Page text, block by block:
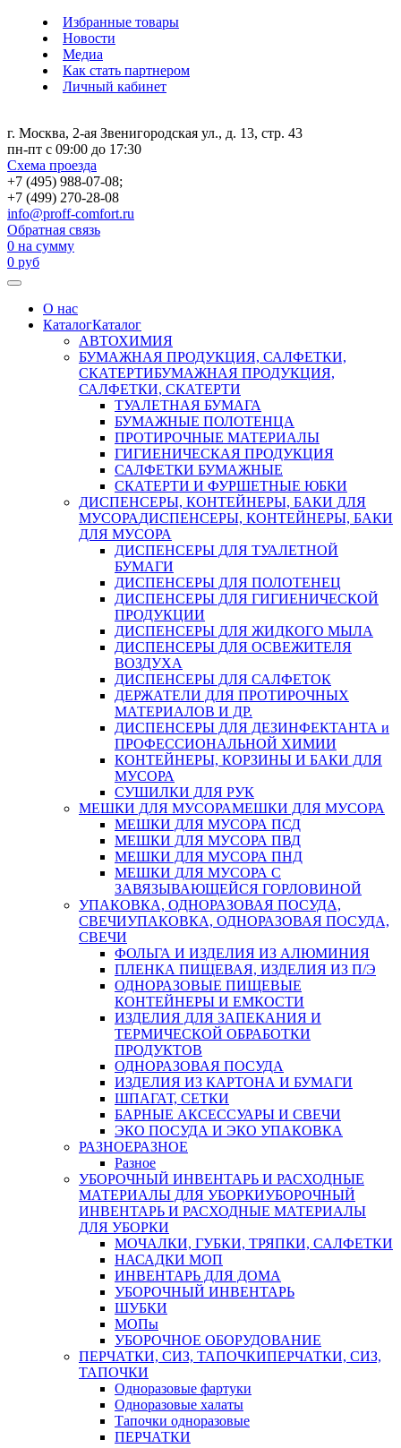
Избранные товары
Новости
Медиа
Как стать партнером
Личный кабинет
г. Москва, 2-ая Звенигородская ул., д. 13, стр. 43
пн-пт с 09:00 до 17:30
Схема проезда
+7 (495) 988-07-08;
+7 (499) 270-28-08
info@proff-comfort.ru
Обратная связь
0 на сумму
0 руб
О нас
КаталогКаталог
АВТОХИМИЯ
БУМАЖНАЯ ПРОДУКЦИЯ, САЛФЕТКИ,
СКАТЕРТИБУМАЖНАЯ ПРОДУКЦИЯ,
САЛФЕТКИ, СКАТЕРТИ
ТУАЛЕТНАЯ БУМАГА
БУМАЖНЫЕ ПОЛОТЕНЦА
ПРОТИРОЧНЫЕ МАТЕРИАЛЫ
ГИГИЕНИЧЕСКАЯ ПРОДУКЦИЯ
САЛФЕТКИ БУМАЖНЫЕ
СКАТЕРТИ И ФУРШЕТНЫЕ ЮБКИ
ДИСПЕНСЕРЫ, КОНТЕЙНЕРЫ, БАКИ ДЛЯ
МУСОРАДИСПЕНСЕРЫ, КОНТЕЙНЕРЫ, БАКИ
ДЛЯ МУСОРА
ДИСПЕНСЕРЫ ДЛЯ ТУАЛЕТНОЙ
БУМАГИ
ДИСПЕНСЕРЫ ДЛЯ ПОЛОТЕНЕЦ
ДИСПЕНСЕРЫ ДЛЯ ГИГИЕНИЧЕСКОЙ
ПРОДУКЦИИ
ДИСПЕНСЕРЫ ДЛЯ ЖИДКОГО МЫЛА
ДИСПЕНСЕРЫ ДЛЯ ОСВЕЖИТЕЛЯ
ВОЗДУХА
ДИСПЕНСЕРЫ ДЛЯ САЛФЕТОК
ДЕРЖАТЕЛИ ДЛЯ ПРОТИРОЧНЫХ
МАТЕРИАЛОВ И ДР.
ДИСПЕНСЕРЫ ДЛЯ ДЕЗИНФЕКТАНТА и
ПРОФЕССИОНАЛЬНОЙ ХИМИИ
КОНТЕЙНЕРЫ, КОРЗИНЫ И БАКИ ДЛЯ
МУСОРА
СУШИЛКИ ДЛЯ РУК
МЕШКИ ДЛЯ МУСОРАМЕШКИ ДЛЯ МУСОРА
МЕШКИ ДЛЯ МУСОРА ПСД
МЕШКИ ДЛЯ МУСОРА ПВД
МЕШКИ ДЛЯ МУСОРА ПНД
МЕШКИ ДЛЯ МУСОРА С
ЗАВЯЗЫВАЮЩЕЙСЯ ГОРЛОВИНОЙ
УПАКОВКА, ОДНОРАЗОВАЯ ПОСУДА,
СВЕЧИУПАКОВКА, ОДНОРАЗОВАЯ ПОСУДА,
СВЕЧИ
ФОЛЬГА И ИЗДЕЛИЯ ИЗ АЛЮМИНИЯ
ПЛЕНКА ПИЩЕВАЯ, ИЗДЕЛИЯ ИЗ П/Э
ОДНОРАЗОВЫЕ ПИЩЕВЫЕ
КОНТЕЙНЕРЫ И ЕМКОСТИ
ИЗДЕЛИЯ ДЛЯ ЗАПЕКАНИЯ И
ТЕРМИЧЕСКОЙ ОБРАБОТКИ
ПРОДУКТОВ
ОДНОРАЗОВАЯ ПОСУДА
ИЗДЕЛИЯ ИЗ КАРТОНА И БУМАГИ
ШПАГАТ, СЕТКИ
БАРНЫЕ АКСЕССУАРЫ И СВЕЧИ
ЭКО ПОСУДА И ЭКО УПАКОВКА
РАЗНОЕРАЗНОЕ
Разное
УБОРОЧНЫЙ ИНВЕНТАРЬ И РАСХОДНЫЕ
МАТЕРИАЛЫ ДЛЯ УБОРКИУБОРОЧНЫЙ
ИНВЕНТАРЬ И РАСХОДНЫЕ МАТЕРИАЛЫ
ДЛЯ УБОРКИ
МОЧАЛКИ, ГУБКИ, ТРЯПКИ, САЛФЕТКИ
НАСАДКИ МОП
ИНВЕНТАРЬ ДЛЯ ДОМА
УБОРОЧНЫЙ ИНВЕНТАРЬ
ШУБКИ
МОПы
УБОРОЧНОЕ ОБОРУДОВАНИЕ
ПЕРЧАТКИ, СИЗ, ТАПОЧКИПЕРЧАТКИ, СИЗ,
ТАПОЧКИ
Одноразовые фартуки
Одноразовые халаты
Тапочки одноразовые
ПЕРЧАТКИ